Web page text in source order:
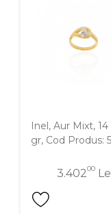
Inel, Aur Mixt, 14
gr, Cod Produs:
3.40200